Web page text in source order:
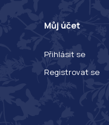
Můj účet
Přihlásit se
Registrovat se